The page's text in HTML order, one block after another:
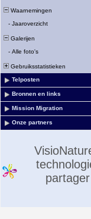
Waarnemingen
- Jaaroverzicht
Galerijen
- Alle foto's
Gebruiksstatistieken
Telposten
Bronnen en links
Mission Migration
Onze partners